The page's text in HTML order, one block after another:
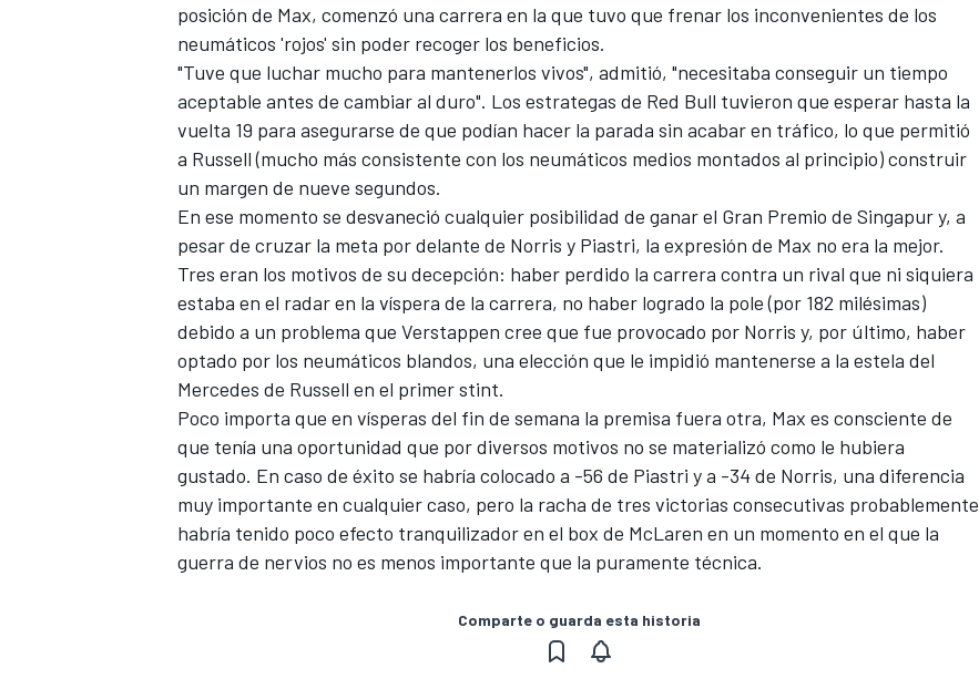
posición de Max, comenzó una carrera en la que tuvo que frenar los inconvenientes de los
neumáticos 'rojos' sin poder recoger los beneficios.
"Tuve que luchar mucho para mantenerlos vivos", admitió, "necesitaba conseguir un tiempo
aceptable antes de cambiar al duro". Los estrategas de Red Bull tuvieron que esperar hasta la
vuelta 19 para asegurarse de que podían hacer la parada sin acabar en tráfico, lo que permitió
a Russell (mucho más consistente con los neumáticos medios montados al principio) construir
un margen de nueve segundos.
En ese momento se desvaneció cualquier posibilidad de ganar el Gran Premio de Singapur y, a
pesar de cruzar la meta por delante de Norris y Piastri, la expresión de Max no era la mejor.
Tres eran los motivos de su decepción: haber perdido la carrera contra un rival que ni siquiera
estaba en el radar en la víspera de la carrera, no haber logrado la pole (por 182 milésimas)
debido a un problema que Verstappen cree que fue provocado por Norris y, por último, haber
optado por los neumáticos blandos, una elección que le impidió mantenerse a la estela del
Mercedes de Russell en el primer stint.
Poco importa que en vísperas del fin de semana la premisa fuera otra, Max es consciente de
que tenía una oportunidad que por diversos motivos no se materializó como le hubiera
gustado. En caso de éxito se habría colocado a -56 de Piastri y a -34 de Norris, una diferencia
muy importante en cualquier caso, pero la racha de tres victorias consecutivas probablemente
habría tenido poco efecto tranquilizador en el box de McLaren en un momento en el que la
guerra de nervios no es menos importante que la puramente técnica.
Comparte o guarda esta historia